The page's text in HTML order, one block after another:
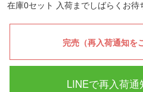
在庫0セット 入荷までしばらくお待
LINEで再入荷